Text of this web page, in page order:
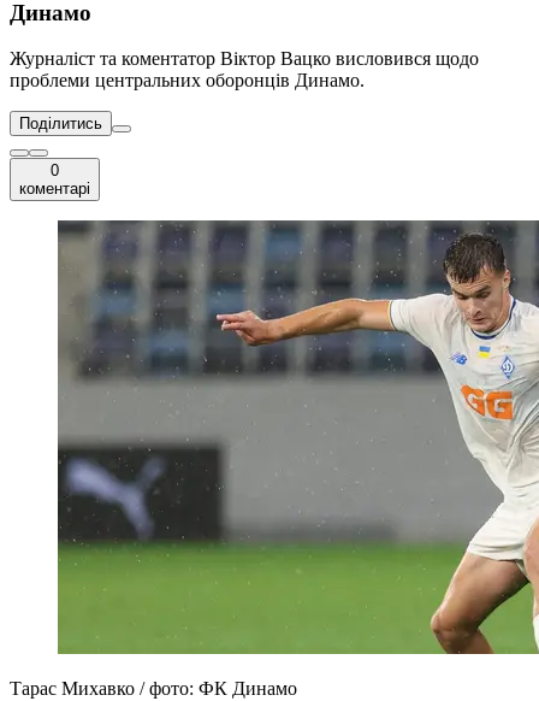
Динамо
Журналіст та коментатор Віктор Вацко висловився щодо
проблеми центральних оборонців Динамо.
Поділитись
0
коментарі
Тарас Михавко / фото: ФК Динамо